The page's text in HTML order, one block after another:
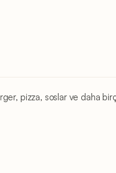
pizza, soslar ve daha